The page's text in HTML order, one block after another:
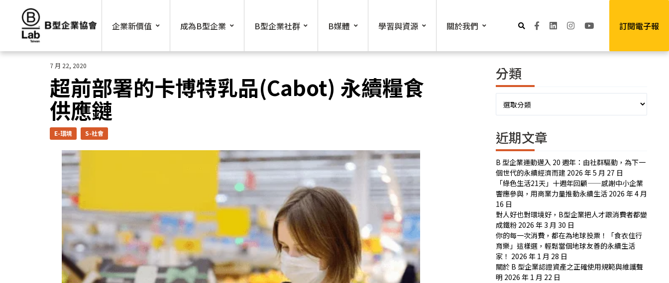
content
企業新價值 成為B型企業 B型企業社群 B媒體 學習與資源 關於我們 訂閱電子報
E-環境 S-社會
超前部署的卡博特乳品(Cabot) 永續糧食
供應鏈
7 月 22, 2020 分類
類
近期文章
B 型企業運動邁入 20 週年：由社群驅動，為下一
個世代的永續經濟而建 2026 年 5 月 27 日
「綠色生活21天」十週年回顧——感謝中小企業
響應參與，用商業力量推動永續生活 2026 年 4 月
16 日
對人好也對環境好，B型企業把人才跟消費者都變
成鐵粉 2026 年 3 月 30 日
你的每一次消費，都在為地球投票！「食衣住行
育樂」這樣選，輕鬆當個地球友善的永續生活
家！ 2026 年 1 月 28 日
關於 B 型企業認證資產之正確使用規範與維護聲
明 2026 年 1 月 22 日